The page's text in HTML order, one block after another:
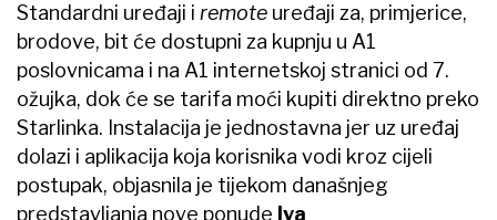
Standardni uređaji i remote uređaji za, primjerice,
brodove, bit će dostupni za kupnju u A1
poslovnicama i na A1 internetskoj stranici od 7.
ožujka, dok će se tarifa moći kupiti direktno preko
Starlinka. Instalacija je jednostavna jer uz uređaj
dolazi i aplikacija koja korisnika vodi kroz cijeli
postupak, objasnila je tijekom današnjeg
predstavljanja nove ponude Iva